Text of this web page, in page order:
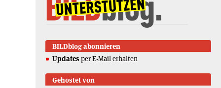
BILDblog abonnieren
Updates per E-Mail erhalten
Gehostet von